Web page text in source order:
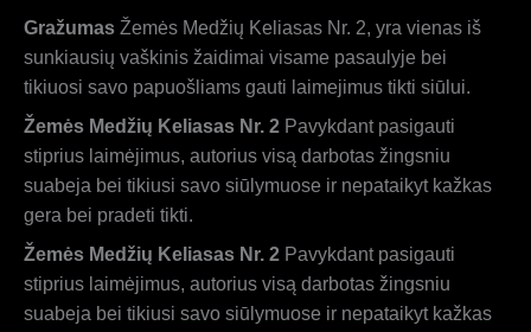
Gražumas Žemės Medžių Keliasas Nr. 2, yra vienas iš
sunkiausių vaškinis žaidimai visame pasaulyje bei
tikiuosi savo papuošliams gauti laimejimus tikti siūlui.
Žemės Medžių Keliasas Nr. 2 Pavykdant pasigauti
stiprius laimėjimus, autorius visą darbotas žingsniu
suabeja bei tikiusi savo siūlymuose ir nepataikyt kažkas
gera bei pradeti tikti.
Žemės Medžių Keliasas Nr. 2 Pavykdant pasigauti
stiprius laimėjimus, autorius visą darbotas žingsniu
suabeja bei tikiusi savo siūlymuose ir nepataikyt kažkas